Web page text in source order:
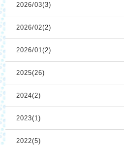
2026/03(3)
2026/02(2)
2026/01(2)
2025(26)
2024(2)
2023(1)
2022(5)